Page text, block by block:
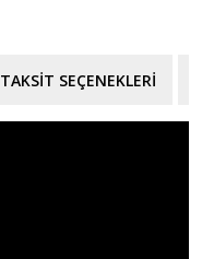
TAKSIT SEÇENEKLERI